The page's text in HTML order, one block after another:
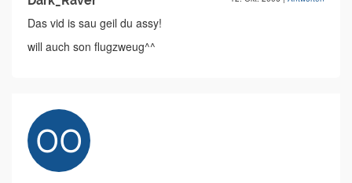
Das vid is sau geil du assy!
will auch son flugzweug^^